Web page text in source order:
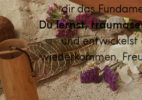
dir das
Du lernst,
und entwickelst
wiederkommen,